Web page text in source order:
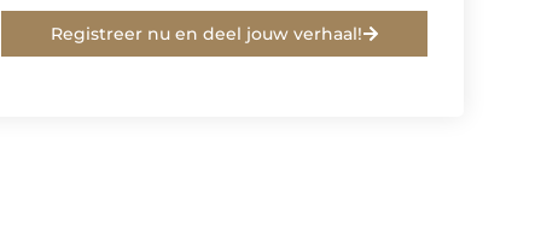
Registreer nu en deel jouw verhaal!